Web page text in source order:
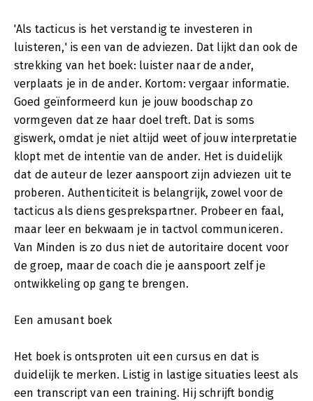
'Als tacticus is het verstandig te investeren in
luisteren,' is een van de adviezen. Dat lijkt dan ook de
strekking van het boek: luister naar de ander,
verplaats je in de ander. Kortom: vergaar informatie.
Goed geïnformeerd kun je jouw boodschap zo
vormgeven dat ze haar doel treft. Dat is soms
giswerk, omdat je niet altijd weet of jouw interpretatie
klopt met de intentie van de ander. Het is duidelijk
dat de auteur de lezer aanspoort zijn adviezen uit te
proberen. Authenticiteit is belangrijk, zowel voor de
tacticus als diens gesprekspartner. Probeer en faal,
maar leer en bekwaam je in tactvol communiceren.
Van Minden is zo dus niet de autoritaire docent voor
de groep, maar de coach die je aanspoort zelf je
ontwikkeling op gang te brengen.
Een amusant boek
Het boek is ontsproten uit een cursus en dat is
duidelijk te merken. Listig in lastige situaties leest als
een transcript van een training. Hij schrijft bondig